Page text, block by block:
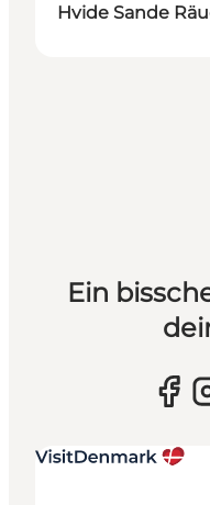
Hvide Sande
Ein